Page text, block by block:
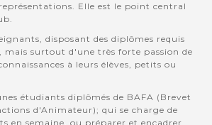
Elle est le point central
disposant des diplômes requis
mais surtout d'une très forte passion de
à leurs élèves, petits ou
étudiants diplômés de BAFA (Brevet
d'Animateur); qui se charge de
en semaine, ou préparer et encadrer